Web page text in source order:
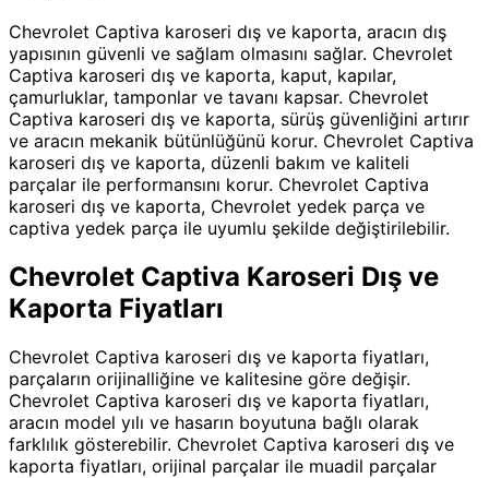
Chevrolet Captiva karoseri dış ve kaporta, aracın dış
yapısının güvenli ve sağlam olmasını sağlar. Chevrolet
Captiva karoseri dış ve kaporta, kaput, kapılar,
çamurluklar, tamponlar ve tavanı kapsar. Chevrolet
Captiva karoseri dış ve kaporta, sürüş güvenliğini artırır
ve aracın mekanik bütünlüğünü korur. Chevrolet Captiva
karoseri dış ve kaporta, düzenli bakım ve kaliteli
parçalar ile performansını korur. Chevrolet Captiva
karoseri dış ve kaporta, Chevrolet yedek parça ve
captiva yedek parça ile uyumlu şekilde değiştirilebilir.
Chevrolet Captiva Karoseri Dış ve
Kaporta Fiyatları
Chevrolet Captiva karoseri dış ve kaporta fiyatları,
parçaların orijinalliğine ve kalitesine göre değişir.
Chevrolet Captiva karoseri dış ve kaporta fiyatları,
aracın model yılı ve hasarın boyutuna bağlı olarak
farklılık gösterebilir. Chevrolet Captiva karoseri dış ve
kaporta fiyatları, orijinal parçalar ile muadil parçalar